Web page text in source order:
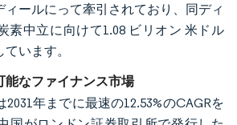
ールにって牽引されており、同ディ
素中立に向けて1.08 ビリオン 米ドル
います。
能なファイナンス市場
年までに最速の12.53%のCAGRを